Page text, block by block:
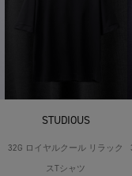
STUDIOUS
32G ロイヤルクール リラック
スTシャツ